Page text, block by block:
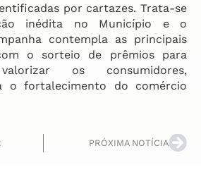
por cartazes. Trata-se
inédita no Município e o
contempla as principais
o sorteio de prêmios para
os consumidores,
o fortalecimento do comércio
PRÓXIMA NOTÍCIA